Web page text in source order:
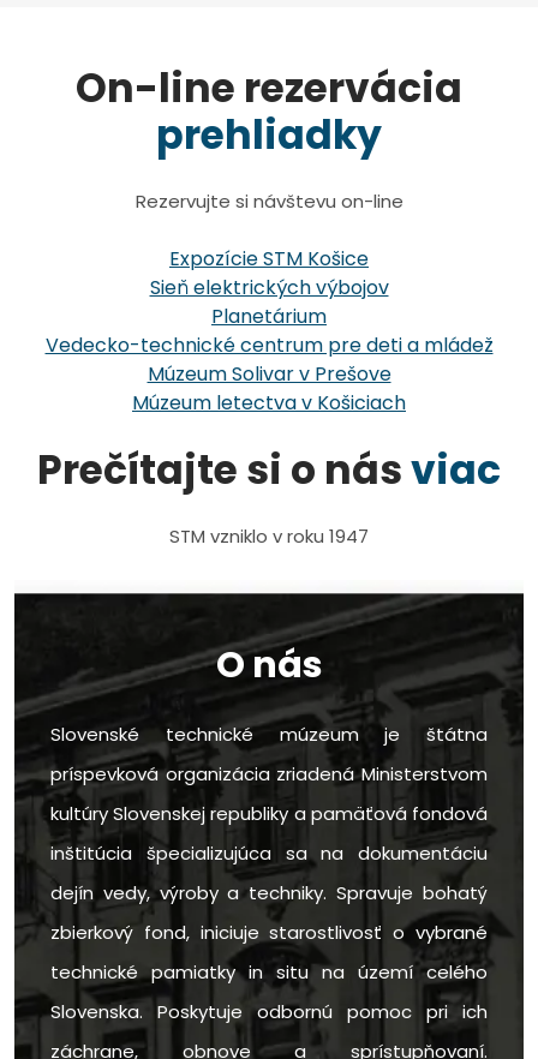
On-line rezervácia
prehliadky
Rezervujte si návštevu on-line
Expozície STM Košice
Sieň elektrických výbojov
Planetárium
Vedecko-technické centrum pre deti a mládež
Múzeum Solivar v Prešove
Múzeum letectva v Košiciach
Prečítajte si o násviac
STM vzniklo v roku 1947
O nás
Slovenské technické múzeum je štátna
príspevková organizácia zriadená Ministerstvom
kultúry Slovenskej republiky a pamäťová fondová
inštitúcia špecializujúca sa na dokumentáciu
dejín vedy, výroby a techniky. Spravuje bohatý
zbierkový fond, iniciuje starostlivosť o vybrané
technické pamiatky in situ na území celého
Slovenska. Poskytuje odbornú pomoc pri ich
záchrane, obnove a sprístupňovaní.